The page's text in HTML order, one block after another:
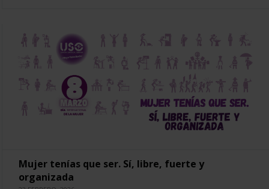
Mujer tenías que ser. Sí, libre, fuerte y
organizada